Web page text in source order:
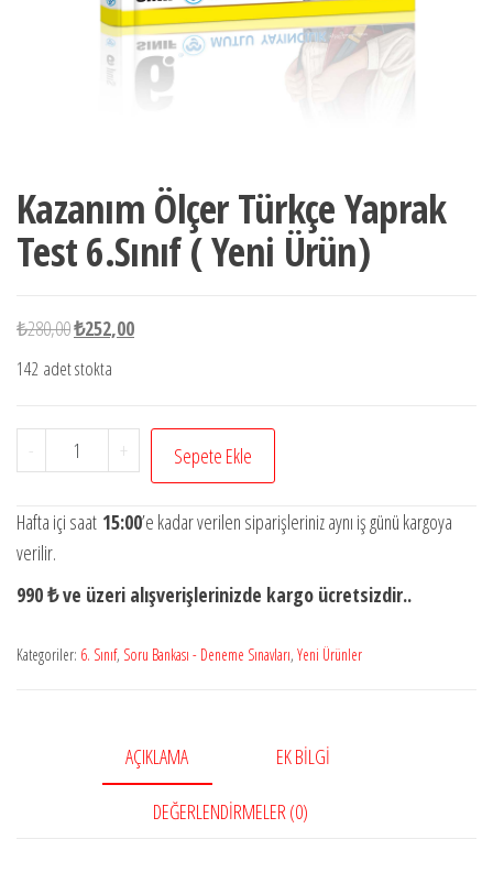
Kazanım Ölçer Türkçe Yaprak
Test 6.Sınıf ( Yeni Ürün)
₺280,00Orijinal
fiyat:
₺252,00Şu
142 adet stokta
-
Kazanım
Ölçer
Yaprak
Test
6.Sınıf
Yeni
+ Sepete Ekle
Hafta içi saat 15:00’e kadar verilen siparişleriniz aynı iş günü kargoya
verilir.
990 ₺ ve üzeri alışverişlerinizde kargo ücretsizdir..
Kategoriler: 6. Sınıf, Soru Bankası - Deneme Sınavları, Yeni Ürünler
AÇIKLAMA EK BILGI
DEĞERLENDIRMELER (0)